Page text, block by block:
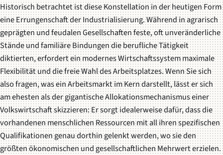
Historisch betrachtet ist diese Konstellation in der heutigen Form
eine Errungenschaft der Industrialisierung. Während in agrarisch
geprägten und feudalen Gesellschaften feste, oft unveränderliche
Stände und familiäre Bindungen die berufliche Tätigkeit
diktierten, erfordert ein modernes Wirtschaftssystem maximale
Flexibilität und die freie Wahl des Arbeitsplatzes. Wenn Sie sich
also fragen, was ein Arbeitsmarkt im Kern darstellt, lässt er sich
am ehesten als der gigantische Allokationsmechanismus einer
Volkswirtschaft skizzieren: Er sorgt idealerweise dafür, dass die
vorhandenen menschlichen Ressourcen mit all ihren spezifischen
Qualifikationen genau dorthin gelenkt werden, wo sie den
größten ökonomischen und gesellschaftlichen Mehrwert erzielen.